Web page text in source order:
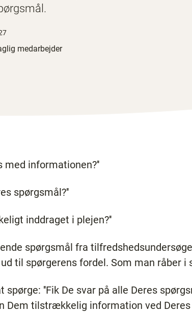
medarbejder
med informationen?''
spørgsmål?''
inddraget i plejen?''
spørgsmål fra
til spørgerens fordel. Som man råber i
''Fik De svar på alle Deres
Dem tilstrækkelig information ved